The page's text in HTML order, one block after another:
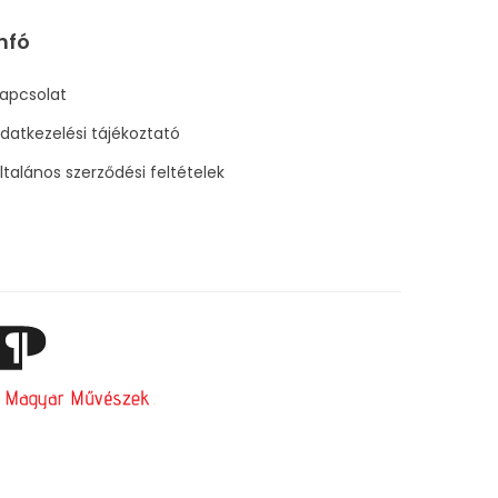
tájékoztató
szerződési feltételek